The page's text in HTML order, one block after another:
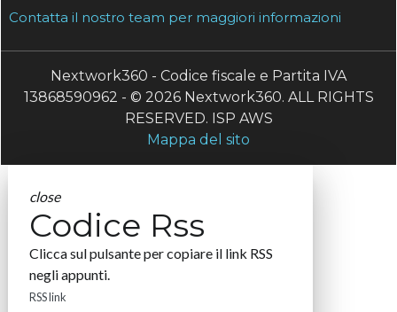
Contatta il nostro team per maggiori informazioni
Nextwork360 - Codice fiscale e Partita IVA
13868590962 - © 2026 Nextwork360. ALL RIGHTS
RESERVED. ISP AWS
Mappa del sito
close
Codice Rss
Clicca sul pulsante per copiare il link RSS
negli appunti.
RSS link